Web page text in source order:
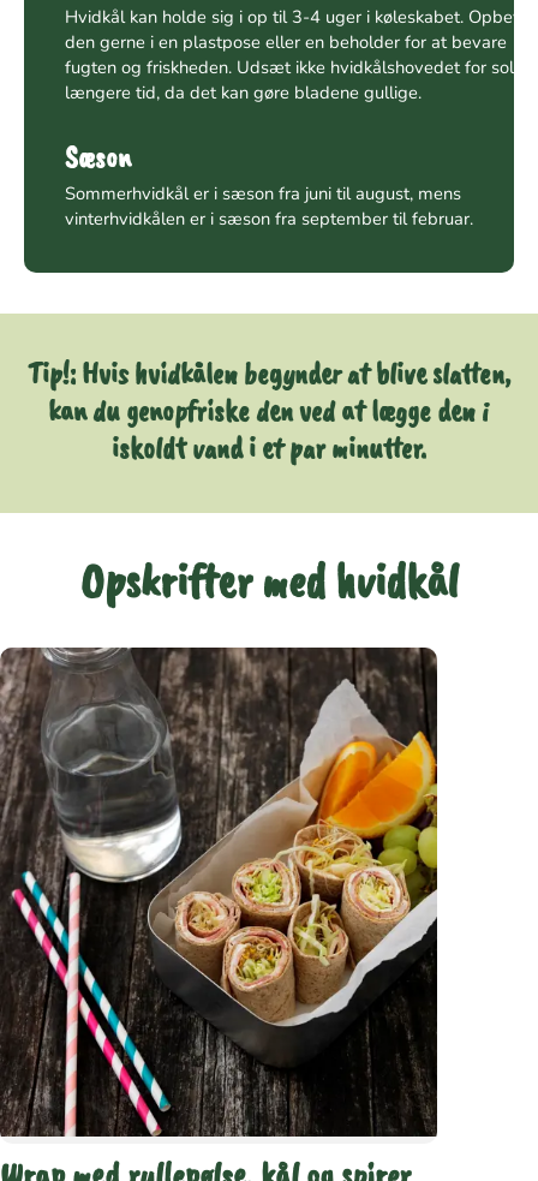
Hvidkål kan holde sig i op til 3-4 uger i køleskabet. Opbevar
den gerne i en plastpose eller en beholder for at bevare
fugten og friskheden. Udsæt ikke hvidkålshovedet for
længere tid, da det kan gøre bladene gullige.
Sæson
Sommerhvidkål er i sæson fra juni til august, mens
vinterhvidkålen er i sæson fra september til februar.
Tip!:Hvis hvidkålen begynder at blive slatten,
kan du genopfriske den ved at lægge den i
iskoldt vand i et par minutter.
Opskrifter med hvidkål